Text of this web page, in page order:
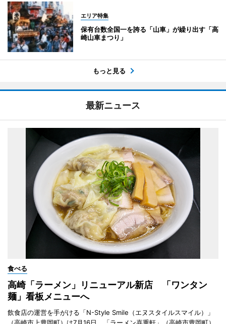
エリア特集
保有台数全国一を誇る「山車」が繰り出す「高
崎山車まつり」
もっと見る
最新ニュース
食べる
高崎「ラーメン」リニューアル新店 「ワンタン
麺」看板メニューへ
飲食店の運営を手がける「N-Style Smile（エヌスタイルスマイル）」
（高崎市上豊岡町）は7月16日、「ラーメン喜重軒」（高崎市豊岡町）